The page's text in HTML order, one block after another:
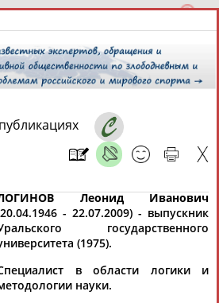
2026 года,
И СПЕЦИАЛИСТЫ
Расширенный поиск
Леонид Иванович
- 22.07.2009) - выпускник
государственного
(1975).
в области логики и
науки.